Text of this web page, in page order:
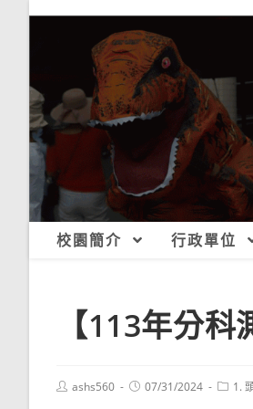
校園簡介 行政單位
【113年分
Postashs560
Post07/31/2024
Post1.